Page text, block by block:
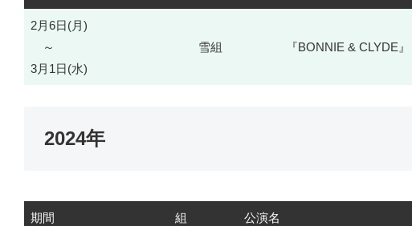
2月6日(月)
～
3月1日(水)
雪組 『BONNIE & CLYDE』
2024年
期間 組 公演名